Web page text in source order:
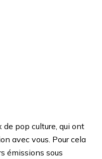
de pop culture, qui ont
avec vous. Pour cela
émissions sous